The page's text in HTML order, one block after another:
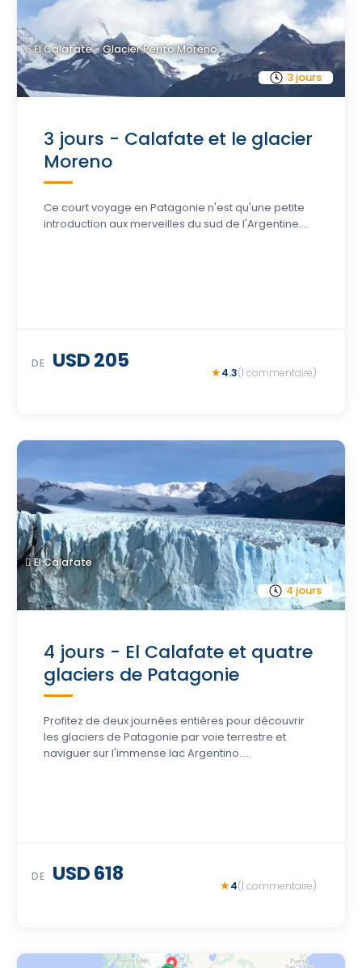
3 jours
El Calafate - Glacier Perito Moreno
3 jours - Calafate et le glacier
Moreno
Ce court voyage en Patagonie n'est qu'une petite
introduction aux merveilles du sud de l'Argentine....
DE USD 205 4.3(1 commentaire)
4 jours
El Calafate
4 jours - El Calafate et quatre
glaciers de Patagonie
Profitez de deux journées entières pour découvrir
les glaciers de Patagonie par voie terrestre et
naviguer sur l'immense lac Argentino.....
DE USD 618 4(1 commentaire)